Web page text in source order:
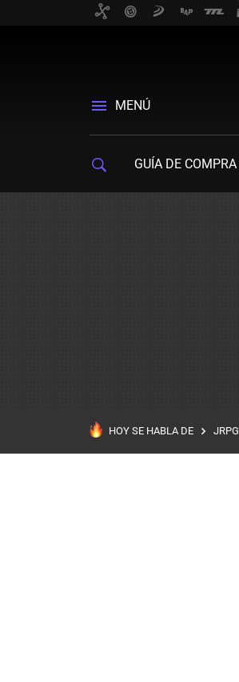
MENÚ
GUÍA DE COMPRA
HOY SE HABLA DE JRPG